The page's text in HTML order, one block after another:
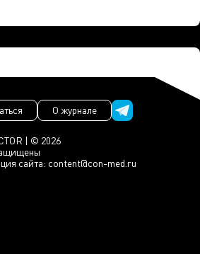
| © 2026
сайта: content@con-med.ru
О журнале